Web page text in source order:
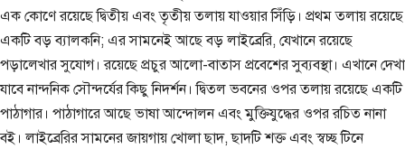
এক কোণে রয়েছে দ্বিতীয় এবং তৃতীয় তলায় যাওয়ার সিঁড়ি। প্রথম তলায় রয়েছে
একটি বড় ব্যালকনি; এর সামনেই আছে বড় লাইব্রেরি, যেখানে রয়েছে
পড়ালেখার সুযোগ। রয়েছে প্রচুর আলো-বাতাস প্রবেশের সুব্যবস্থা। এখানে দেখা
যাবে নান্দনিক সৌন্দর্যের কিছু নিদর্শন। দ্বিতল ভবনের ওপর তলায় রয়েছে একটি
পাঠাগার। পাঠাগারে আছে ভাষা আন্দোলন এবং মুক্তিযুদ্ধের ওপর রচিত নানা
বই। লাইব্রেরির সামনের জায়গায় খোলা ছাদ, ছাদটি শক্ত এবং স্বচ্ছ টিনে